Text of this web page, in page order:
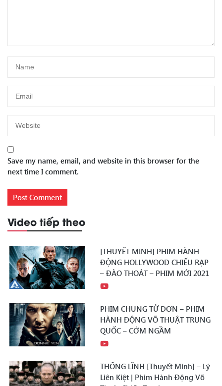
Save my name, email, and website in this browser for the
next time I comment.
Video tiếp theo
[THUYẾT MINH] PHIM HÀNH
ĐỘNG HOLLYWOOD CHIẾU RẠP
– ĐÀO THOÁT – PHIM MỚI 2021
PHIM CHUNG TỬ ĐƠN – PHIM
HÀNH ĐỘNG VÕ THUẬT TRUNG
QUỐC – CỚM NGẦM
THỐNG LĨNH [Thuyết Minh] – Lý
Liên Kiệt | Phim Hành Động Võ